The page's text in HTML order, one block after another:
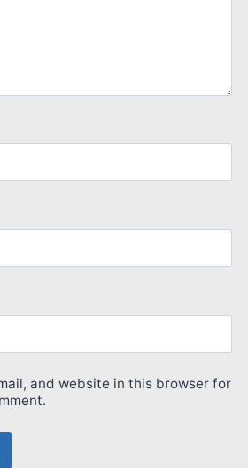
and website in this browser for